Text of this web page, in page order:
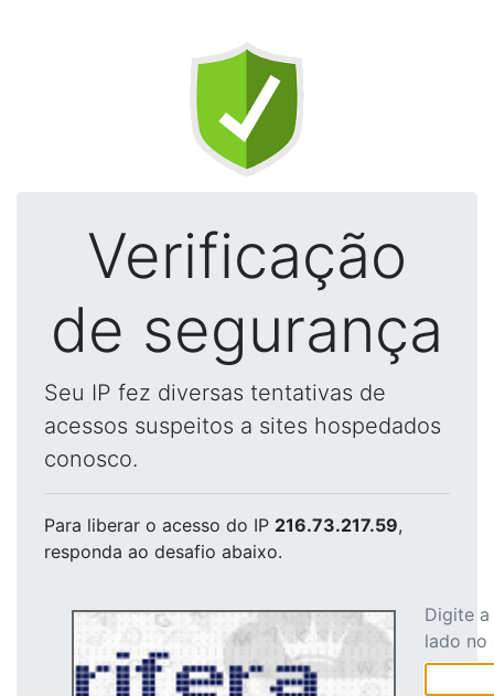
Verificação
de segurança
Seu IP fez diversas tentativas de
acessos suspeitos a sites hospedados
conosco.
Para liberar o acesso do IP 216.73.217.59,
responda ao desafio abaixo.
Digite
lado no